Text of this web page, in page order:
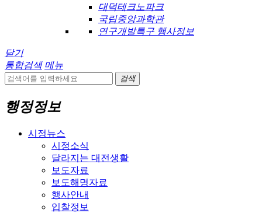
대덕테크노파크
국립중앙과학관
연구개발특구 행사정보
닫기
통합검색 메뉴
검색
행정정보
시정뉴스
시정소식
달라지는 대전생활
보도자료
보도해명자료
행사안내
입찰정보